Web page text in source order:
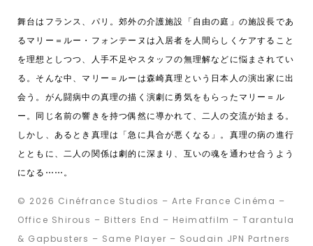
舞台はフランス、パリ。郊外の介護施設「⾃由の庭」の施設長であ
るマリー＝ルー・フォンテーヌは⼊居者を人間らしくケアすること
を理想としつつ、人手不足やスタッフの無理解などに悩まされてい
る。そんな中、マリー＝ルーは森崎真理という日本人の演出家に出
会う。がん闘病中の真理の描く演劇に勇気をもらったマリー＝ル
ー。同じ名前の響きを持つ偶然に導かれて、二人の交流が始まる。
しかし、あるとき真理は「急に具合が悪くなる」。真理の病の進行
とともに、二人の関係は劇的に深まり、互いの魂を通わせ合うよう
になる⋯⋯。
© 2026 Cinéfrance Studios – Arte France Cinéma –
Office Shirous – Bitters End – Heimatfilm – Tarantula
& Gapbusters – Same Player – Soudain JPN Partners